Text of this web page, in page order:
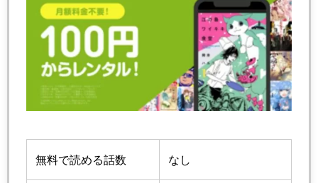
無料で読める話数 なし